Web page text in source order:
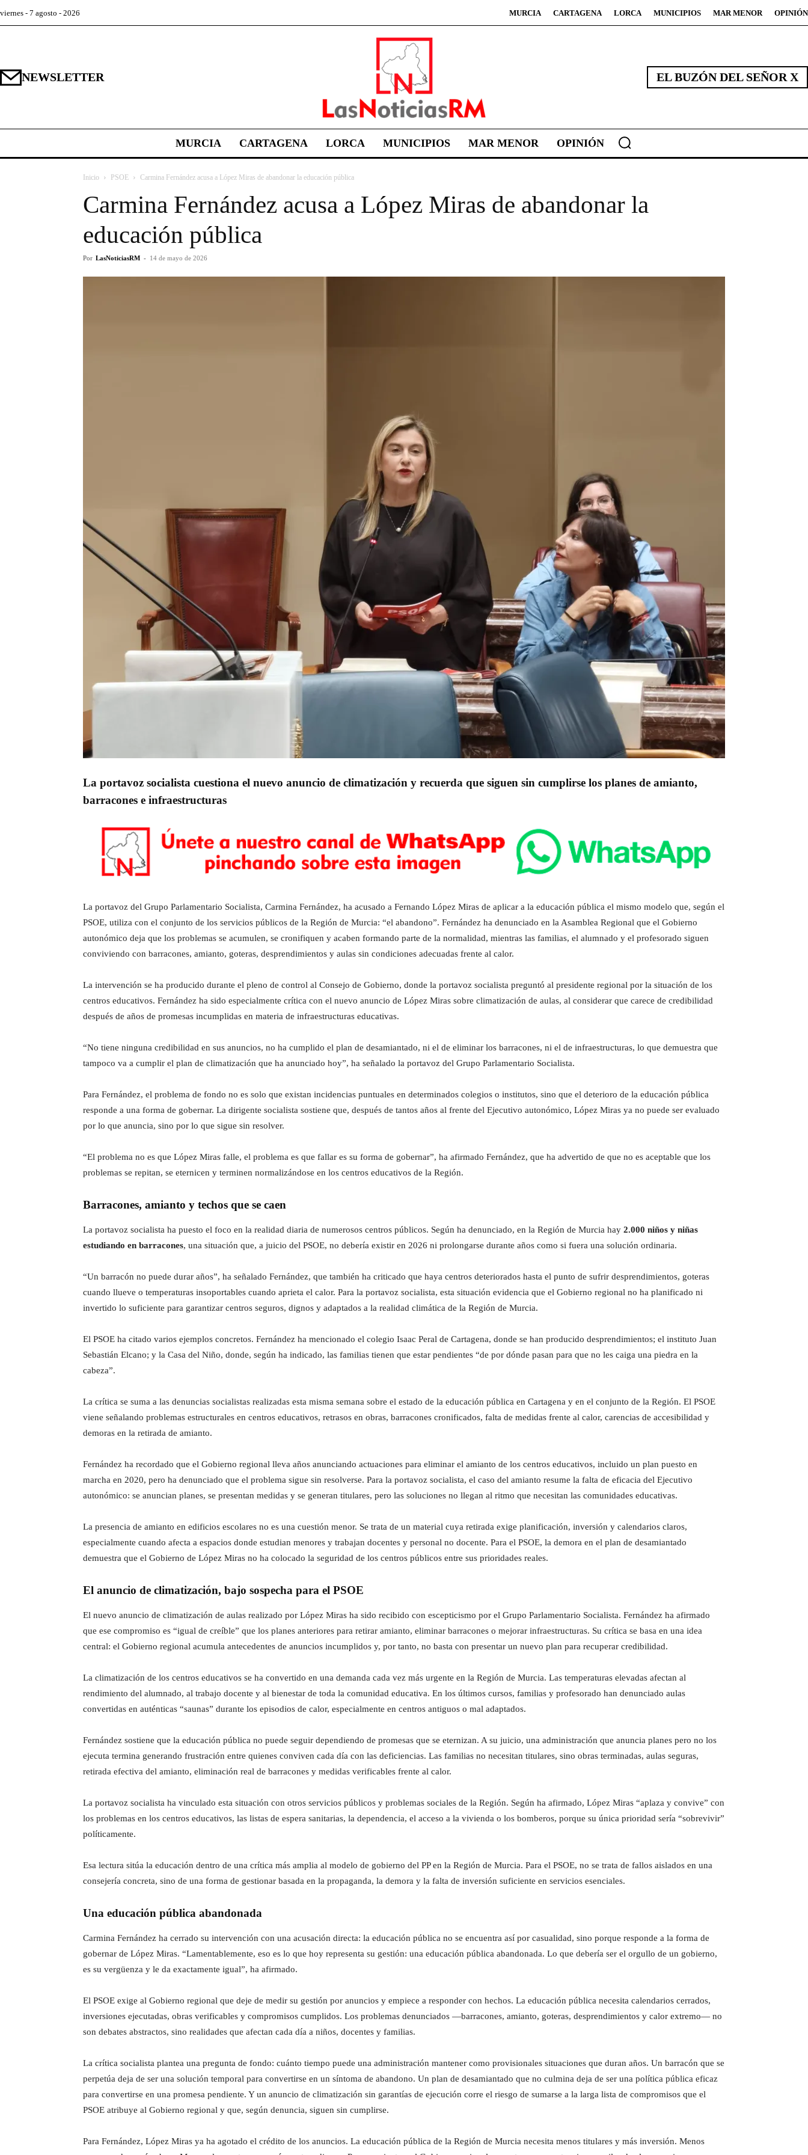
viernes - 7 agosto - 2026 MURCIA CARTAGENA LORCA MUNICIPIOS MAR MENOR OPINIÓN
NEWSLETTER EL BUZÓN DEL SEÑOR X
MURCIA CARTAGENA LORCA MUNICIPIOS MAR MENOR OPINIÓN
Inicio PSOE Carmina Fernández acusa a López Miras de abandonar la educación pública
Carmina Fernández acusa a López Miras de abandonar la
educación pública
Por LasNoticiasRM - 14 de mayo de 2026
La portavoz socialista cuestiona el nuevo anuncio de climatización y recuerda que siguen sin cumplirse los planes de amianto,
barracones e infraestructuras
La portavoz del Grupo Parlamentario Socialista, Carmina Fernández, ha acusado a Fernando López Miras de aplicar a la educación pública el mismo modelo que, según el
PSOE, utiliza con el conjunto de los servicios públicos de la Región de Murcia: “el abandono”. Fernández ha denunciado en la Asamblea Regional que el Gobierno
autonómico deja que los problemas se acumulen, se cronifiquen y acaben formando parte de la normalidad, mientras las familias, el alumnado y el profesorado siguen
conviviendo con barracones, amianto, goteras, desprendimientos y aulas sin condiciones adecuadas frente al calor.
La intervención se ha producido durante el pleno de control al Consejo de Gobierno, donde la portavoz socialista preguntó al presidente regional por la situación de los
centros educativos. Fernández ha sido especialmente crítica con el nuevo anuncio de López Miras sobre climatización de aulas, al considerar que carece de credibilidad
después de años de promesas incumplidas en materia de infraestructuras educativas.
“No tiene ninguna credibilidad en sus anuncios, no ha cumplido el plan de desamiantado, ni el de eliminar los barracones, ni el de infraestructuras, lo que demuestra que
tampoco va a cumplir el plan de climatización que ha anunciado hoy”, ha señalado la portavoz del Grupo Parlamentario Socialista.
Para Fernández, el problema de fondo no es solo que existan incidencias puntuales en determinados colegios o institutos, sino que el deterioro de la educación pública
responde a una forma de gobernar. La dirigente socialista sostiene que, después de tantos años al frente del Ejecutivo autonómico, López Miras ya no puede ser evaluado
por lo que anuncia, sino por lo que sigue sin resolver.
“El problema no es que López Miras falle, el problema es que fallar es su forma de gobernar”, ha afirmado Fernández, que ha advertido de que no es aceptable que los
problemas se repitan, se eternicen y terminen normalizándose en los centros educativos de la Región.
Barracones, amianto y techos que se caen
La portavoz socialista ha puesto el foco en la realidad diaria de numerosos centros públicos. Según ha denunciado, en la Región de Murcia hay 2.000 niños y niñas
estudiando en barracones, una situación que, a juicio del PSOE, no debería existir en 2026 ni prolongarse durante años como si fuera una solución ordinaria.
“Un barracón no puede durar años”, ha señalado Fernández, que también ha criticado que haya centros deteriorados hasta el punto de sufrir desprendimientos, goteras
cuando llueve o temperaturas insoportables cuando aprieta el calor. Para la portavoz socialista, esta situación evidencia que el Gobierno regional no ha planificado ni
invertido lo suficiente para garantizar centros seguros, dignos y adaptados a la realidad climática de la Región de Murcia.
El PSOE ha citado varios ejemplos concretos. Fernández ha mencionado el colegio Isaac Peral de Cartagena, donde se han producido desprendimientos; el instituto Juan
Sebastián Elcano; y la Casa del Niño, donde, según ha indicado, las familias tienen que estar pendientes “de por dónde pasan para que no les caiga una piedra en la
cabeza”.
La crítica se suma a las denuncias socialistas realizadas esta misma semana sobre el estado de la educación pública en Cartagena y en el conjunto de la Región. El PSOE
viene señalando problemas estructurales en centros educativos, retrasos en obras, barracones cronificados, falta de medidas frente al calor, carencias de accesibilidad y
demoras en la retirada de amianto.
Fernández ha recordado que el Gobierno regional lleva años anunciando actuaciones para eliminar el amianto de los centros educativos, incluido un plan puesto en
marcha en 2020, pero ha denunciado que el problema sigue sin resolverse. Para la portavoz socialista, el caso del amianto resume la falta de eficacia del Ejecutivo
autonómico: se anuncian planes, se presentan medidas y se generan titulares, pero las soluciones no llegan al ritmo que necesitan las comunidades educativas.
La presencia de amianto en edificios escolares no es una cuestión menor. Se trata de un material cuya retirada exige planificación, inversión y calendarios claros,
especialmente cuando afecta a espacios donde estudian menores y trabajan docentes y personal no docente. Para el PSOE, la demora en el plan de desamiantado
demuestra que el Gobierno de López Miras no ha colocado la seguridad de los centros públicos entre sus prioridades reales.
El anuncio de climatización, bajo sospecha para el PSOE
El nuevo anuncio de climatización de aulas realizado por López Miras ha sido recibido con escepticismo por el Grupo Parlamentario Socialista. Fernández ha afirmado
que ese compromiso es “igual de creíble” que los planes anteriores para retirar amianto, eliminar barracones o mejorar infraestructuras. Su crítica se basa en una idea
central: el Gobierno regional acumula antecedentes de anuncios incumplidos y, por tanto, no basta con presentar un nuevo plan para recuperar credibilidad.
La climatización de los centros educativos se ha convertido en una demanda cada vez más urgente en la Región de Murcia. Las temperaturas elevadas afectan al
rendimiento del alumnado, al trabajo docente y al bienestar de toda la comunidad educativa. En los últimos cursos, familias y profesorado han denunciado aulas
convertidas en auténticas “saunas” durante los episodios de calor, especialmente en centros antiguos o mal adaptados.
Fernández sostiene que la educación pública no puede seguir dependiendo de promesas que se eternizan. A su juicio, una administración que anuncia planes pero no los
ejecuta termina generando frustración entre quienes conviven cada día con las deficiencias. Las familias no necesitan titulares, sino obras terminadas, aulas seguras,
retirada efectiva del amianto, eliminación real de barracones y medidas verificables frente al calor.
La portavoz socialista ha vinculado esta situación con otros servicios públicos y problemas sociales de la Región. Según ha afirmado, López Miras “aplaza y convive” con
los problemas en los centros educativos, las listas de espera sanitarias, la dependencia, el acceso a la vivienda o los bomberos, porque su única prioridad sería “sobrevivir”
políticamente.
Esa lectura sitúa la educación dentro de una crítica más amplia al modelo de gobierno del PP en la Región de Murcia. Para el PSOE, no se trata de fallos aislados en una
consejería concreta, sino de una forma de gestionar basada en la propaganda, la demora y la falta de inversión suficiente en servicios esenciales.
Una educación pública abandonada
Carmina Fernández ha cerrado su intervención con una acusación directa: la educación pública no se encuentra así por casualidad, sino porque responde a la forma de
gobernar de López Miras. “Lamentablemente, eso es lo que hoy representa su gestión: una educación pública abandonada. Lo que debería ser el orgullo de un gobierno,
es su vergüenza y le da exactamente igual”, ha afirmado.
El PSOE exige al Gobierno regional que deje de medir su gestión por anuncios y empiece a responder con hechos. La educación pública necesita calendarios cerrados,
inversiones ejecutadas, obras verificables y compromisos cumplidos. Los problemas denunciados —barracones, amianto, goteras, desprendimientos y calor extremo— no
son debates abstractos, sino realidades que afectan cada día a niños, docentes y familias.
La crítica socialista plantea una pregunta de fondo: cuánto tiempo puede una administración mantener como provisionales situaciones que duran años. Un barracón que se
perpetúa deja de ser una solución temporal para convertirse en un síntoma de abandono. Un plan de desamiantado que no culmina deja de ser una política pública eficaz
para convertirse en una promesa pendiente. Y un anuncio de climatización sin garantías de ejecución corre el riesgo de sumarse a la larga lista de compromisos que el
PSOE atribuye al Gobierno regional y que, según denuncia, siguen sin cumplirse.
Para Fernández, López Miras ya ha agotado el crédito de los anuncios. La educación pública de la Región de Murcia necesita menos titulares y más inversión. Menos